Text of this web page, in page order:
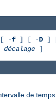
-f ] [ -D ]
décalage ]
de